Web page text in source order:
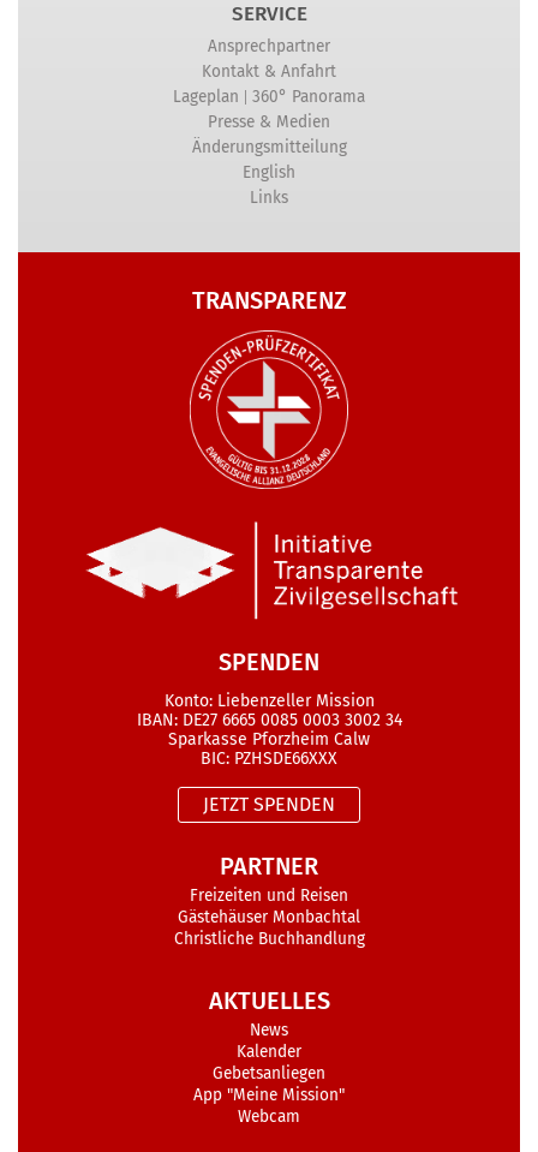
SERVICE
Ansprechpartner
Kontakt & Anfahrt
Lageplan | 360° Panorama
Presse & Medien
Änderungsmitteilung
English
Links
TRANSPARENZ
SPENDEN
Konto: Liebenzeller Mission
IBAN: DE27 6665 0085 0003 3002 34
Sparkasse Pforzheim Calw
BIC: PZHSDE66XXX
JETZT SPENDEN
PARTNER
Freizeiten und Reisen
Gästehäuser Monbachtal
Christliche Buchhandlung
AKTUELLES
News
Kalender
Gebetsanliegen
App "Meine Mission"
Webcam